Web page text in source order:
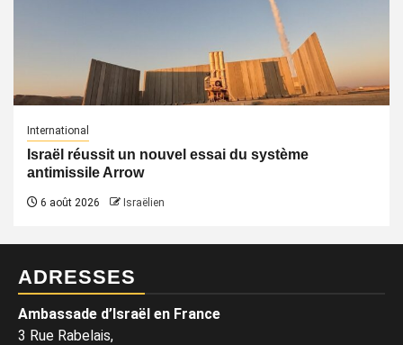
International
Israël réussit un nouvel essai du système
antimissile Arrow
6 août 2026 Israëlien
ADRESSES
Ambassade d’Israël en France
3 Rue Rabelais,